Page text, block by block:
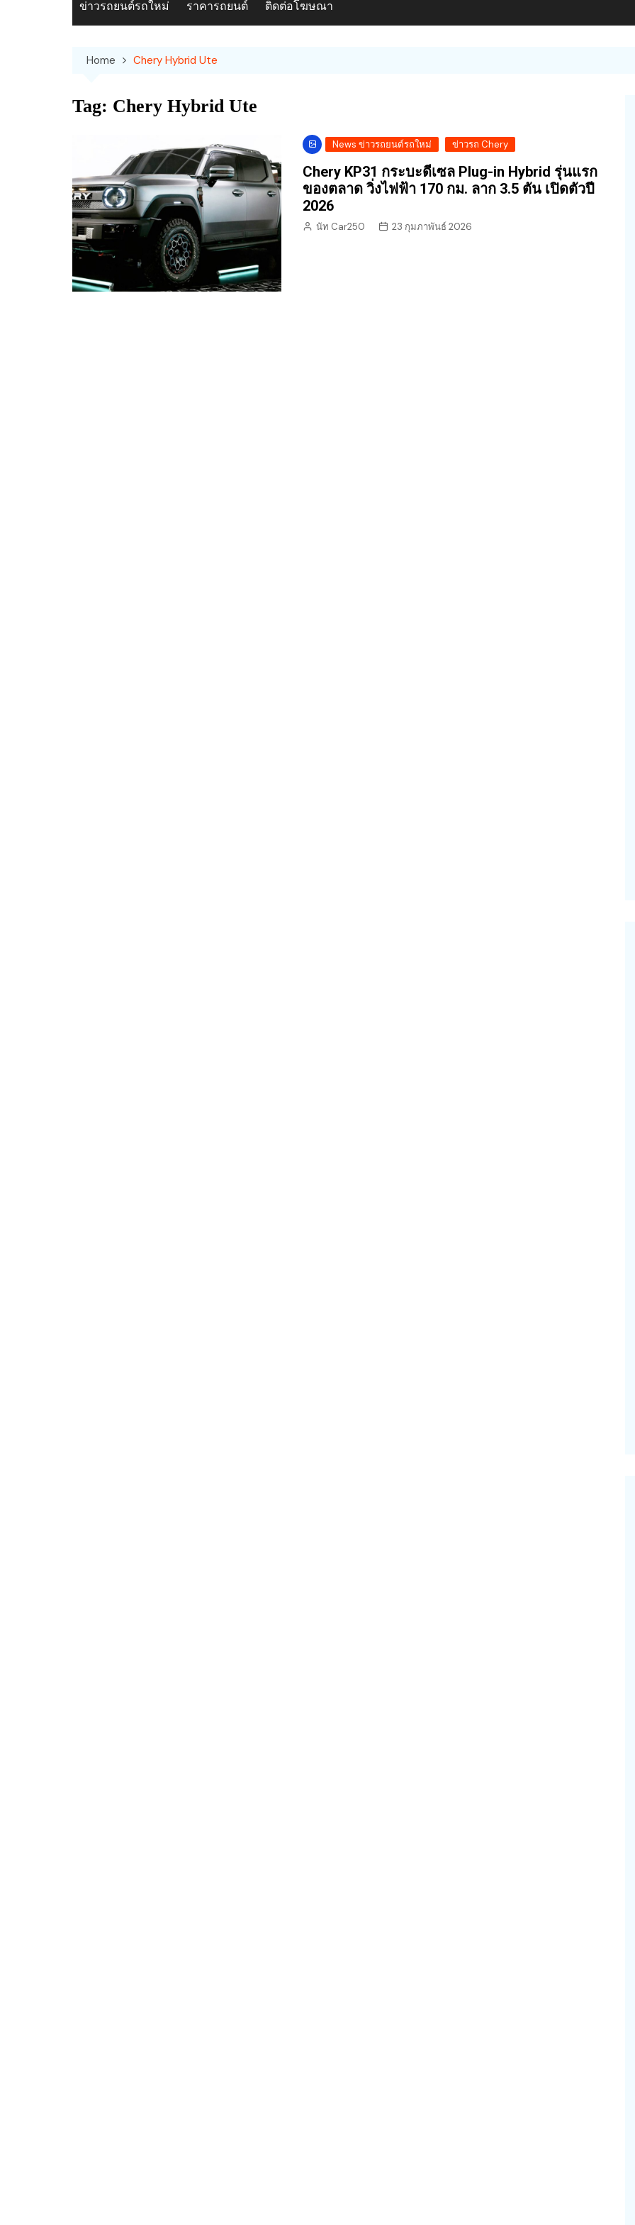
ข่าวรถยนต์รถใหม่ ราคารถยนต์ ติดต่อโฆษณา
Home Chery Hybrid Ute
Tag: Chery Hybrid Ute
News ข่าวรถยนต์รถใหม่ ข่าวรถ Chery
Chery KP31 กระบะดีเซล Plug-in Hybrid รุ่นแรก
ของตลาด วิ่งไฟฟ้า 170 กม. ลาก 3.5 ตัน เปิดตัวปี
2026
นัท Car250 23 กุมภาพันธ์ 2026